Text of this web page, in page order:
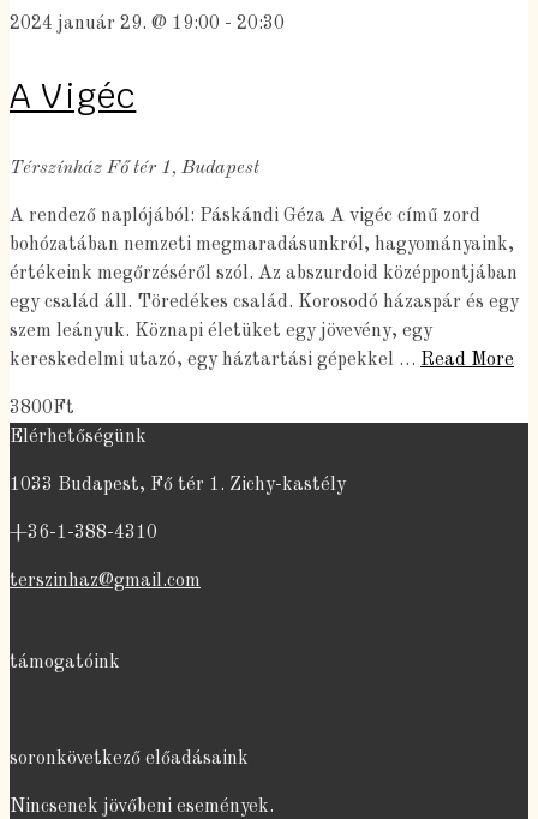
2024 január 29. @ 19:00 - 20:30
A Vigéc
Térszínház Fő tér 1, Budapest
A rendező naplójából: Páskándi Géza A vigéc című zord
bohózatában nemzeti megmaradásunkról, hagyományaink,
értékeink megőrzéséről szól. Az abszurdoid középpontjában
egy család áll. Töredékes család. Korosodó házaspár és egy
szem leányuk. Köznapi életüket egy jövevény, egy
kereskedelmi utazó, egy háztartási gépekkel … Read More
3800Ft
Elérhetőségünk
1033 Budapest, Fő tér 1. Zichy-kastély
+36-1-388-4310
terszinhaz@gmail.com
támogatóink
soronkövetkező előadásaink
Nincsenek jövőbeni események.